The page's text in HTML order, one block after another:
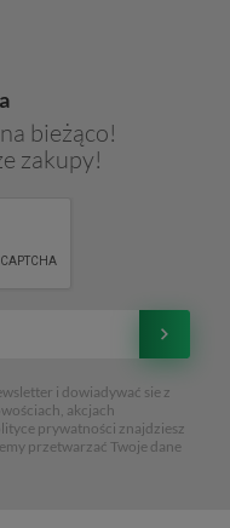
bieżąco!
zakupy!
i dowiadywać sie z
akcjach
prywatności znajdziesz
przetwarzać Twoje dane